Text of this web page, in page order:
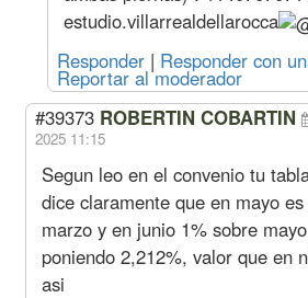
Oficial 1444
Ayudante
1222
Sereno
Mes 221709
Oct. 23
(12%
Oficial
Especializado
Hora 1526
Medio Oficial
1199
Ayudante
1101
Sereno
Mes 199737
Acuerdo Junio 2023
Sep. 23
estudio.villarrealdellarocca
Responder | Responder con
Reportar al moderador
#39373 ROBERTIN COBARTIN
2025 11:15
Segun leo en el convenio tu
dice claramente que en mayo
marzo y en junio 1% sobre
poniendo 2,212%, valor que en
asi